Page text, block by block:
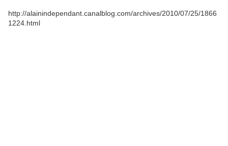
http://alainindependant.canalblog.com/archives/2010/07/25/1866
1224.html